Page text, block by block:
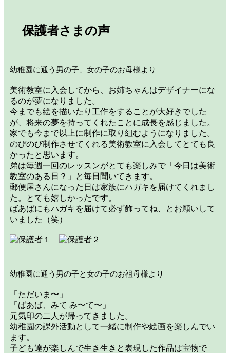
保護者さまの声
幼稚園に通う男の子、女の子のお母様より
美術教室に入会してから、お姉ちゃんはデザイナーにな
るのが夢になりました。
今までも絵を描いたり工作をすることが大好きでした
が、将来の夢を持ってくれたことに成長を感じました。
家でも今まで以上に制作に取り組むようになりました。
のびのび制作させてくれる美術教室に入会してとても良
かったと思います。
弟は毎週一回のレッスンがとても楽しみで「今日は美術
教室のある日？」と毎日聞いてきます。
郵便屋さんになった日は家族にハガキを届けてくれまし
た。とても嬉しかったです。
ばあばにもハガキを届けて必ず飾ってね、とお願いして
いました（笑）
幼稚園に通う男の子と女の子のお祖母様より
「ただいま〜」
「ばあば、みて み〜て〜」
元気印の二人が帰ってきました。
幼稚園の課外活動として一緒に制作や絵画を楽しんでい
ます。
子ども達が楽しんで生き生きと表現した作品は宝物で